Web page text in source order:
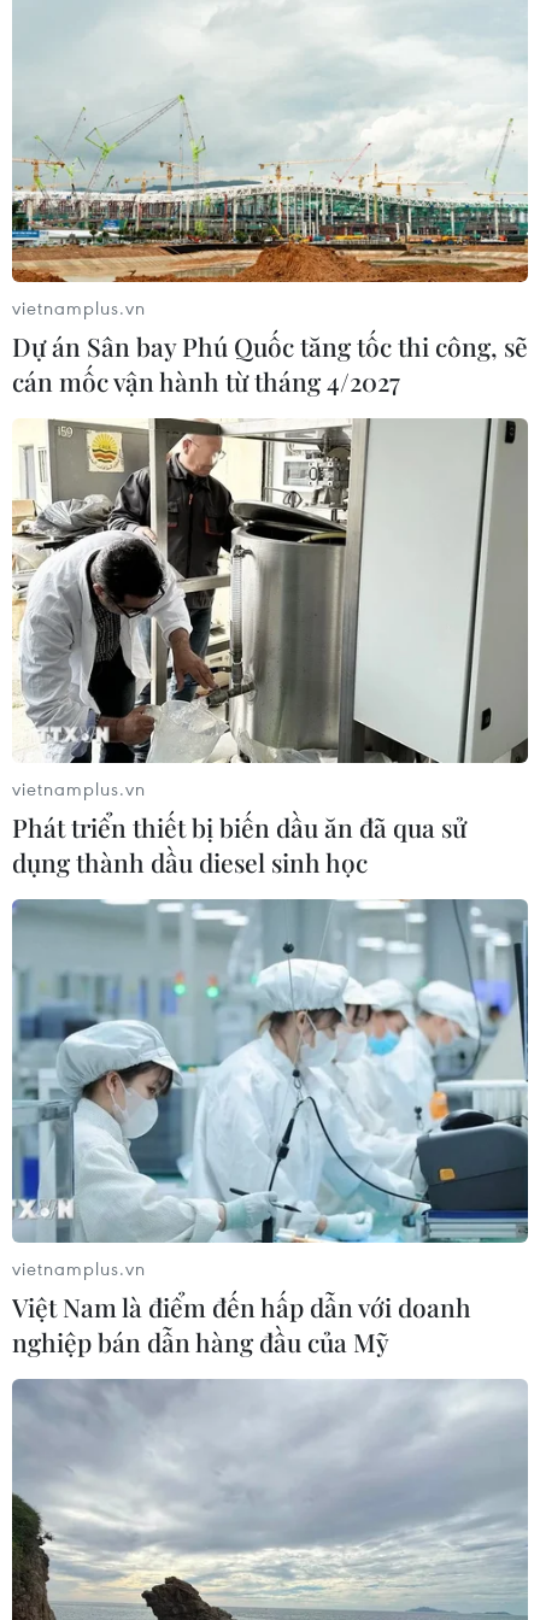
TIN CÙNG CHUYÊN MỤC
vietnamplus.vn
Dự án Sân bay Phú Quốc tăng tốc thi công, sẽ
cán mốc vận hành từ tháng 4/2027
vietnamplus.vn
Phát triển thiết bị biến dầu ăn đã qua sử
dụng thành dầu diesel sinh học
vietnamplus.vn
Việt Nam là điểm đến hấp dẫn với doanh
nghiệp bán dẫn hàng đầu của Mỹ